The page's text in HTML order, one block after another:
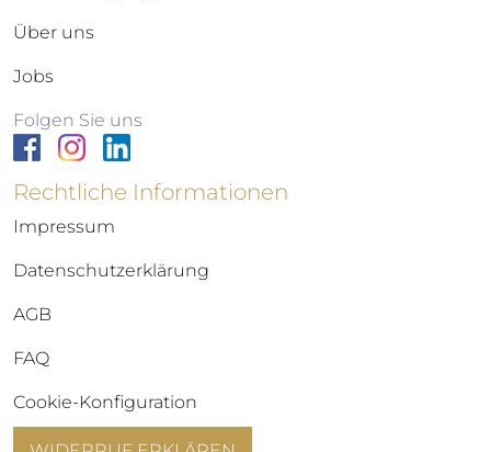
Über uns
Jobs
Folgen Sie uns
Rechtliche Informationen
Impressum
Datenschutzerklärung
AGB
FAQ
Cookie-Konfiguration